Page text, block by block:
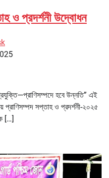
ও প্রদর্শনী উদ্বোধন
হবে উন্নতি” এই
প্রাণিসম্পদ সপ্তাহ ও প্রদর্শনী-২০২৫
[…]